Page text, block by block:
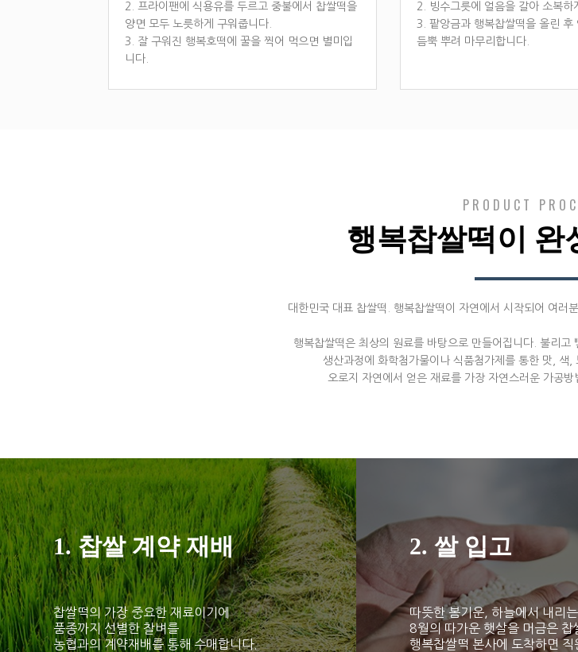
2. 프라이팬에 식용유를 두르고 중불에서 찹쌀떡을
양면 모두 노릇하게 구워줍니다.
3. 잘 구워진 행복호떡에 꿀을 찍어 먹으면 별미입
니다.
2. 빙수그릇에 얼음을 갈아 소복하
3. 팥앙금과 행복찹쌀떡을 올린 후
듬뿍 뿌려 마무리합니다.
PRODUCT
행복찹쌀떡이 완
대한민국 대표 찹쌀떡. 행복찹쌀떡이 자연에서 시작되어 여러
행복찹쌀떡은 최상의 원료를 바탕으로 만들어집니다. 불리고
생산과정에 화학첨가물이나 식품첨가제를 통한 맛, 색
오로지 자연에서 얻은 재료를 가장 자연스러운 가공방
1. 찹쌀 계약 재배
찹쌀떡의 가장 중요한 재료이기에
품종까지 선별한 찰벼를
농협과의 계약재배를 통해 수매합니다.
2. 쌀 입고
따뜻한 봄기운, 하늘에서 내리
8월의 따가운 햇살을 머금은 찹
행복찹쌀떡 본사에 도착하면 직